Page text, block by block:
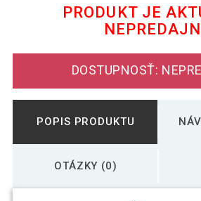
Kettlebell činka 4 kg MOVIT
PRODUKT JE
DOSTUPNOSŤ:
POPIS PRODUKTU
OTÁZKY (0)